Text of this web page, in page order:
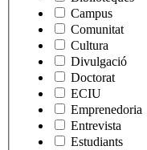
Campus
Comunitat
Cultura
Divulgació
Doctorat
ECIU
Emprenedoria
Entrevista
Estudiants